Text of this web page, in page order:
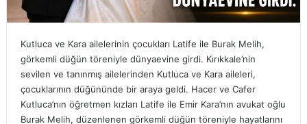
Kutluca ve Kara ailelerinin çocukları Latife ile Burak Melih,
görkemli düğün töreniyle dünyaevine girdi. Kırıkkale’nin
sevilen ve tanınmış ailelerinden Kutluca ve Kara aileleri,
çocuklarının düğününde bir araya geldi. Hacer ve Cafer
Kutluca’nın öğretmen kızları Latife ile Emir Kara’nın avukat oğlu
Burak Melih, düzenlenen görkemli düğün töreniyle hayatlarını